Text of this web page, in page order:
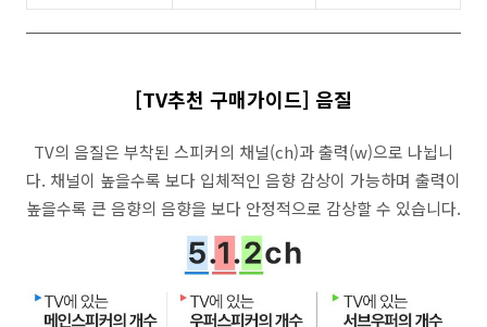
[TV추천 구매가이드] 음질
TV의 음질은 부착된 스피커의 채널(ch)과 출력(w)으로 나뉩니
다. 채널이 높을수록 보다 입체적인 음향 감상이 가능하며 출력이
높을수록 큰 음향의 음향을 보다 안정적으로 감상할 수 있습니다.